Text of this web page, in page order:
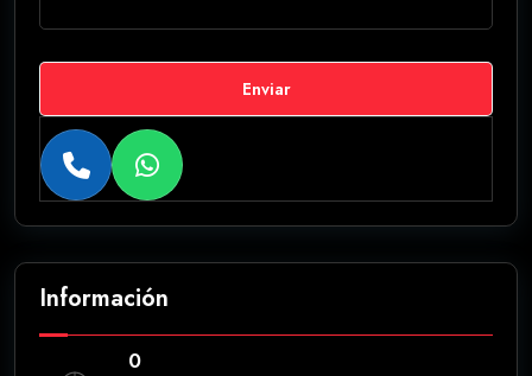
Enviar
Información
0